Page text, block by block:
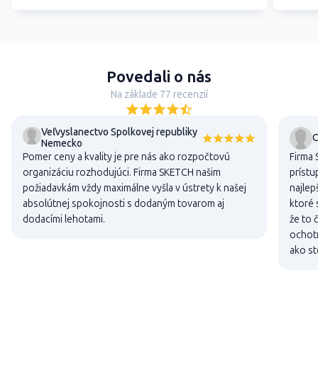
Povedali o nás
Na základe 77 recenzií
Veľvyslanectvo Spolkovej republiky
Nemecko
Pomer ceny a kvality je pre nás ako rozpočtovú
organizáciu rozhodujúci. Firma SKETCH našim
požiadavkám vždy maximálne vyšla v ústrety k našej
absolútnej spokojnosti s dodaným tovarom aj
dodacími lehotami.
Firma
ktoré
že to
ako